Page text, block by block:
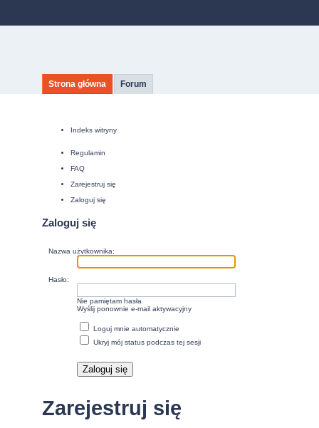
Strona główna Forum
Indeks witryny
Regulamin
FAQ
Zarejestruj się
Zaloguj się
Zaloguj się
Nazwa użytkownika:
Hasło:
Nie pamiętam hasła
Wyślij ponownie e-mail aktywacyjny
Loguj mnie automatycznie
Ukryj mój status podczas tej sesji
Zarejestruj się